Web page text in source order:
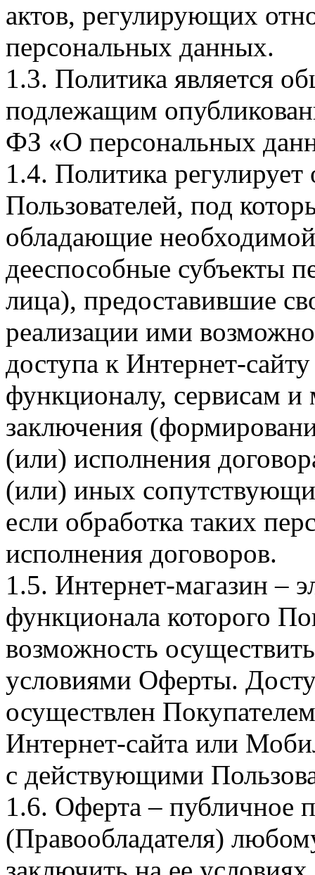
актов, регулирующих
персональных данных.
1.3. Политика является
подлежащим
ФЗ «О персональных
1.4. Политика
Пользователей, под
обладающие
дееспособные субъекты
лица), предоставившие
реализации ими
доступа к Интернет-
функционалу, сервисам и
заключения
(или) исполнения
(или) иных
если обработка таких
исполнения договоров.
1.5. Интернет-магазин –
функционала которого
возможность
условиями Оферты.
осуществлен
Интернет-сайта или
с действующими
1.6. Оферта – публичное
(Правообладателя)